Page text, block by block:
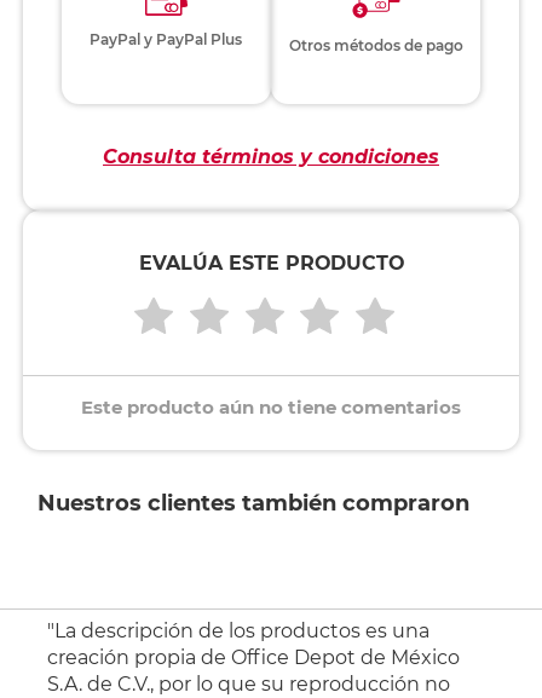
PayPal y PayPal Plus Otros métodos de pago
Consulta términos y condiciones
EVALÚA ESTE PRODUCTO
Este producto aún no tiene comentarios
Nuestros clientes también compraron
"La descripción de los productos es una
creación propia de Office Depot de México
S.A. de C.V., por lo que su reproducción no